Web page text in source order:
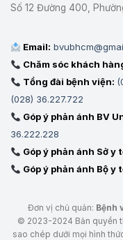
Số 12 Đường 400,
Email:
Chăm sóc khách
Tổng đài bệnh viện:
(028) 36.227.722
Góp ý phản ánh BV
36.222.228
Góp ý phản ánh Sở y
Góp ý phản ánh Bộ y
Đơn vị chủ quản: Bệnh
© 2023-2024 Bản quyền
sao chép dưới mọi hình